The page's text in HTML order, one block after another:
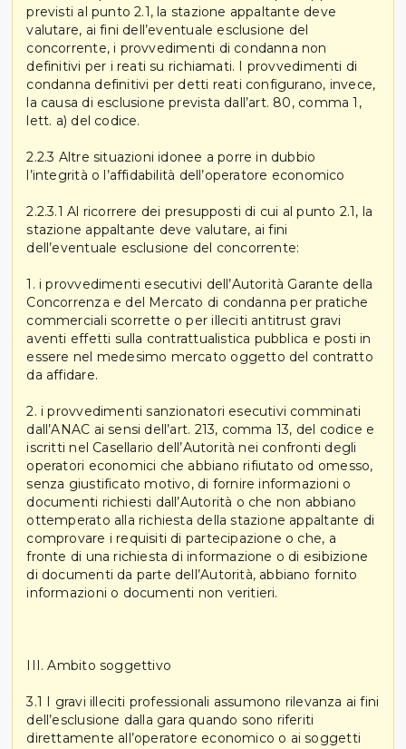
previsti al punto 2.1, la stazione appaltante deve
valutare, ai fini dell’eventuale esclusione del
concorrente, i provvedimenti di condanna non
definitivi per i reati su richiamati. I provvedimenti di
condanna definitivi per detti reati configurano, invece,
la causa di esclusione prevista dall’art. 80, comma 1,
lett. a) del codice.
2.2.3 Altre situazioni idonee a porre in dubbio
l’integrità o l’affidabilità dell’operatore economico
2.2.3.1 Al ricorrere dei presupposti di cui al punto 2.1, la
stazione appaltante deve valutare, ai fini
dell’eventuale esclusione del concorrente:
1. i provvedimenti esecutivi dell’Autorità Garante della
Concorrenza e del Mercato di condanna per pratiche
commerciali scorrette o per illeciti antitrust gravi
aventi effetti sulla contrattualistica pubblica e posti in
essere nel medesimo mercato oggetto del contratto
da affidare.
2. i provvedimenti sanzionatori esecutivi comminati
dall’ANAC ai sensi dell’art. 213, comma 13, del codice e
iscritti nel Casellario dell’Autorità nei confronti degli
operatori economici che abbiano rifiutato od omesso,
senza giustificato motivo, di fornire informazioni o
documenti richiesti dall’Autorità o che non abbiano
ottemperato alla richiesta della stazione appaltante di
comprovare i requisiti di partecipazione o che, a
fronte di una richiesta di informazione o di esibizione
di documenti da parte dell’Autorità, abbiano fornito
informazioni o documenti non veritieri.
III. Ambito soggettivo
3.1 I gravi illeciti professionali assumono rilevanza ai fini
dell’esclusione dalla gara quando sono riferiti
direttamente all’operatore economico o ai soggetti